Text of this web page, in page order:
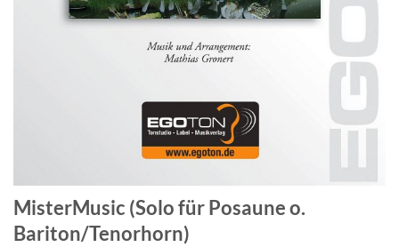
MisterMusic (Solo für Posaune o.
Bariton/Tenorhorn)